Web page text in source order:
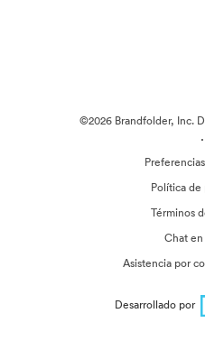
©2026 Brandfolder, Inc.
·
Política de
Términos
Chat
Asistencia por
Desarrollado por